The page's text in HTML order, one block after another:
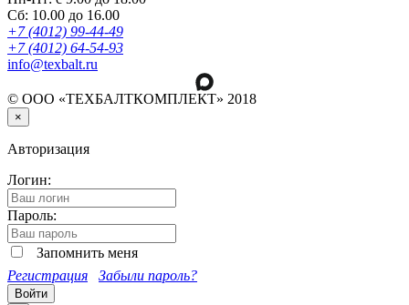
Сб: 10.00 до 16.00
+7 (4012) 99-44-49
+7 (4012) 64-54-93
info@texbalt.ru
© ООО «ТЕХБАЛТКОМПЛЕКТ» 2018
×
Авторизация
Логин:
Пароль:
Запомнить меня
Регистрация
Забыли пароль?